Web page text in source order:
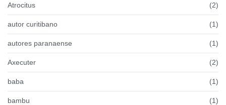
Atrocitus (2)
autor curitibano (1)
autores paranaense (1)
Axecuter (2)
baba (1)
bambu (1)